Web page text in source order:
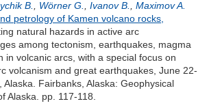
B. Wörner G. Ivanov B.
Maximov A.
petrology of Kamen volcano rocks,
natural hazards in active arc
among tectonism, earthquakes, magma
in volcanic arcs, with a special focus on
volcanism and great earthquakes, June 22-
Alaska. Fairbanks, Alaska: Geophysical
Alaska. pp. 117-118.